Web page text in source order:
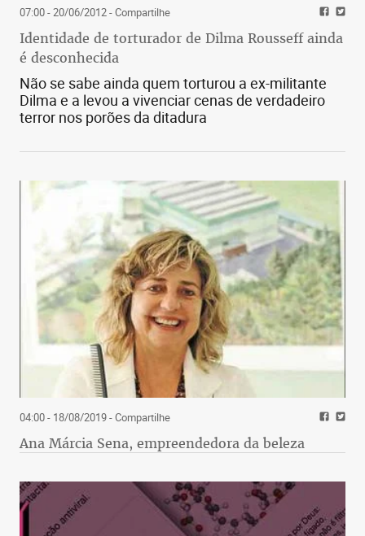
07:00 - 20/06/2012- Compartilhe
Identidade de torturador de Dilma Rousseff ainda
é desconhecida
Não se sabe ainda quem torturou a ex-militante
Dilma e a levou a vivenciar cenas de verdadeiro
terror nos porões da ditadura
04:00 - 18/08/2019- Compartilhe
Ana Márcia Sena, empreendedora da beleza